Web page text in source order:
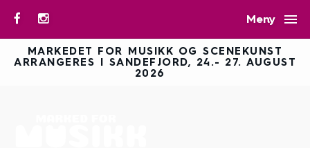
Meny 
MARKEDET FOR MUSIKK OG SCENEKUNST
ARRANGERES I SANDEFJORD, 24.- 27. AUGUST
2026